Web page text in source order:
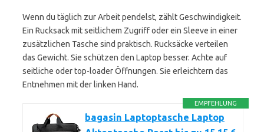
Wenn du täglich zur Arbeit pendelst, zählt Geschwindigkeit.
Ein Rucksack mit seitlichem Zugriff oder ein Sleeve in einer
zusätzlichen Tasche sind praktisch. Rucksäcke verteilen
das Gewicht. Sie schützen den Laptop besser. Achte auf
seitliche oder top-loader Öffnungen. Sie erleichtern das
Entnehmen mit der linken Hand.
EMPFEHLUNG
bagasin Laptoptasche Laptop